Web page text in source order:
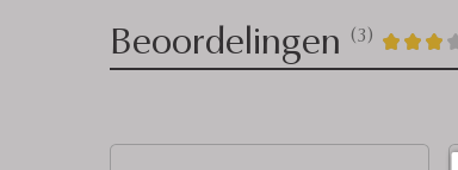
Beoordelingen (3) 3
3